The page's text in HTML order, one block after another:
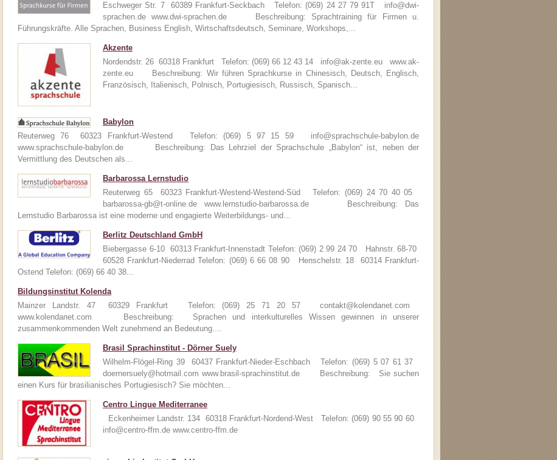
Eschweger Str. 7 60389 Frankfurt-Seckbach Telefon: (069) 24 27 79 91T info@dwi-
sprachen.de www.dwi-sprachen.de Beschreibung: Sprachtraining für Firmen u.
Führungskräfte. Alle Sprachen, Business English, Wirtschaftsdeutsch, Seminare, Workshops,...
Akzente
Nordendstr. 26 60318 Frankfurt Telefon: (069) 66 12 43 14 info@ak-zente.eu www.ak-
zente.eu Beschreibung: Wir führen Sprachkurse in Chinesisch, Deutsch, Englisch,
Französisch, Italienisch, Polnisch, Portugiesisch, Russisch, Spanisch...
Babylon
Reuterweg 76 60323 Frankfurt-Westend Telefon: (069) 5 97 15 59 info@sprachschule-babylon.de
www.sprachschule-babylon.de Beschreibung: Das Lehrziel der Sprachschule „Babylon“ ist, neben der
Vermittlung des Deutschen als...
Barbarossa Lernstudio
Reuterweg 65 60323 Frankfurt-Westend-Westend-Süd Telefon: (069) 24 70 40 05
barbarossa-gb@t-online.de www.lernstudio-barbarossa.de Beschreibung: Das
Lernstudio Barbarossa ist eine moderne und engagierte Weiterbildungs- und...
Berlitz Deutschland GmbH
Biebergasse 6-10 60313 Frankfurt-Innenstadt Telefon: (069) 2 99 24 70 Hahnstr. 68-70
60528 Frankfurt-Niederrad Telefon: (069) 6 66 08 90 Henschelstr. 18 60314 Frankfurt-
Ostend Telefon: (069) 66 40 38...
Bildungsinstitut Kolenda
Mainzer Landstr. 47 60329 Frankfurt Telefon: (069) 25 71 20 57 contakt@kolendanet.com
www.kolendanet.com Beschreibung: Sprachen und interkulturelles Wissen gewinnen in unserer
zusammenkommenden Welt zunehmend an Bedeutung....
Brasil Sprachinstitut - Dörner Suely
Wilhelm-Flögel-Ring 39 60437 Frankfurt-Nieder-Eschbach Telefon: (069) 5 07 61 37
doernersuely@hotmail.com www.brasil-sprachinstitut.de Beschreibung: Sie suchen
einen Kurs für brasilianisches Portugiesisch? Sie möchten...
Centro Lingue Mediterranee
Eckenheimer Landstr. 134 60318 Frankfurt-Nordend-West Telefon: (069) 90 55 90 60
info@centro-ffm.de www.centro-ffm.de